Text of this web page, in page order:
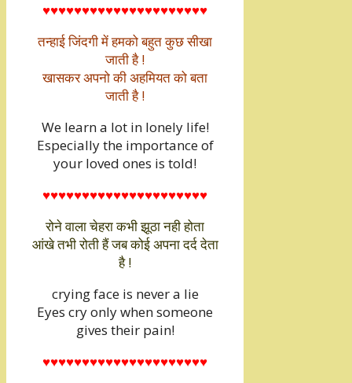
♥♥♥♥♥♥♥♥♥♥♥♥♥♥♥♥♥♥♥♥♥
तन्हाई जिंदगी में हमको बहुत कुछ सीखा
जाती है !
खासकर अपनो की अहमियत को बता
जाती है !
We learn a lot in lonely life!
Especially the importance of
your loved ones is told!
♥♥♥♥♥♥♥♥♥♥♥♥♥♥♥♥♥♥♥♥♥
रोने वाला चेहरा कभी झूठा नही होता
आंखे तभी रोती हैं जब कोई अपना दर्द देता
है !
crying face is never a lie
Eyes cry only when someone
gives their pain!
♥♥♥♥♥♥♥♥♥♥♥♥♥♥♥♥♥♥♥♥♥